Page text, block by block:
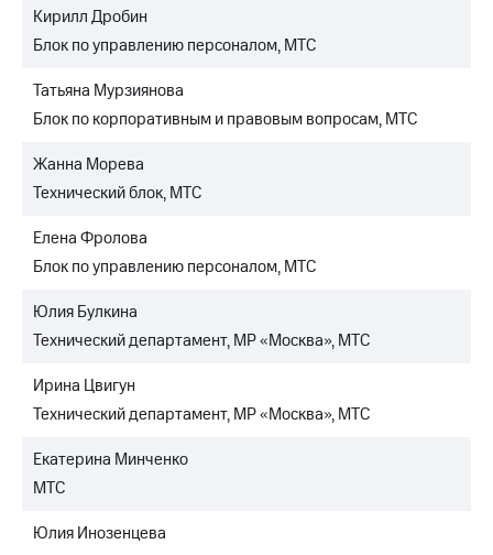
Кирилл Дробин
Блок по управлению персоналом, МТС
Татьяна Мурзиянова
Блок по корпоративным и правовым вопросам, МТС
Жанна Морева
Технический блок, МТС
Елена Фролова
Блок по управлению персоналом, МТС
Юлия Булкина
Технический департамент, МР «Москва», МТС
Ирина Цвигун
Технический департамент, МР «Москва», МТС
Екатерина Минченко
МТС
Юлия Инозенцева